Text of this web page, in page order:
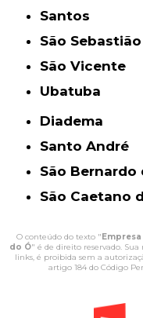
Santos
São Sebastião
São Vicente
Ubatuba
Diadema
Santo André
São
São Caetano
O conteúdo do texto "
do Ó" é de direito reservado.
links, é proibida sem a
artigo 184 do Código